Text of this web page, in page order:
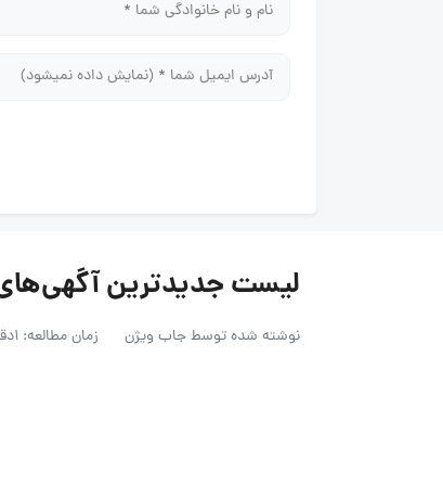
لیست جدیدترین آگهی‌های
نوشته شده توسطجاب ویژن زمان مطالعه: 1دقیقه